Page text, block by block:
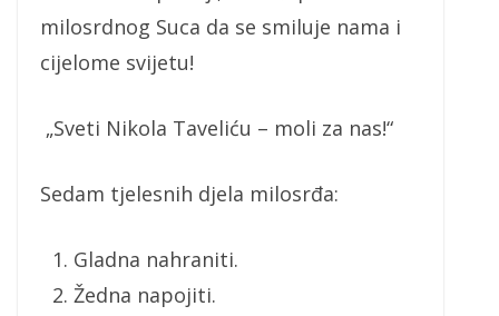
milosrdnog Suca da se smiluje nama i
cijelome svijetu!
„Sveti Nikola Taveliću – moli za nas!“
Sedam tjelesnih djela milosrđa:
Gladna nahraniti.
Žedna napojiti.